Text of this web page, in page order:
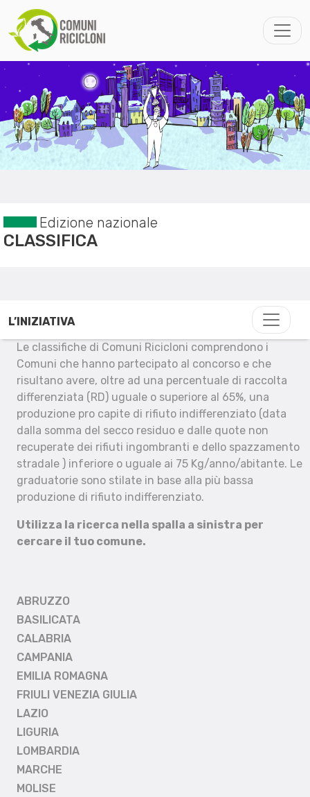
Edizione nazionale
CLASSIFICA
L’INIZIATIVA
Le classifiche di Comuni Ricicloni comprendono i
Comuni che hanno partecipato al concorso e che
risultano avere, oltre ad una percentuale di raccolta
differenziata (RD) uguale o superiore al 65%, una
produzione pro capite di rifiuto indifferenziato (data
dalla somma del secco residuo e dalle quote non
recuperate dei rifiuti ingombranti e dello spazzamento
stradale ) inferiore o uguale ai 75 Kg/anno/abitante. Le
graduatorie sono stilate in base alla più bassa
produzione di rifiuto indifferenziato.
Utilizza la ricerca nella spalla a sinistra per
cercare il tuo comune.
ABRUZZO
BASILICATA
CALABRIA
CAMPANIA
EMILIA ROMAGNA
FRIULI VENEZIA GIULIA
LAZIO
LIGURIA
LOMBARDIA
MARCHE
MOLISE